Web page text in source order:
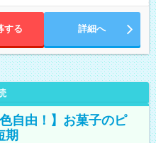
する 詳細へ
自由！】お菓子のピ
期